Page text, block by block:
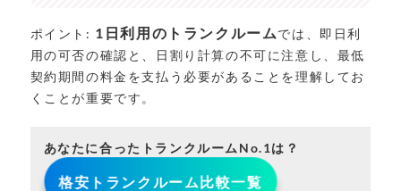
ポイント: 1日利用のトランクルームでは、即日利
用の可否の確認と、日割り計算の不可に注意し、最低
契約期間の料金を支払う必要があることを理解してお
くことが重要です。
あなたに合ったトランクルームNo.1は？
格安トランクルーム比較一覧